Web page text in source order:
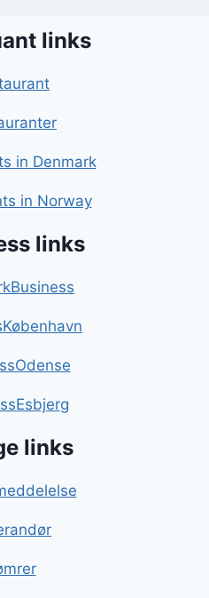
links
in Denmark
in Norway
links
links